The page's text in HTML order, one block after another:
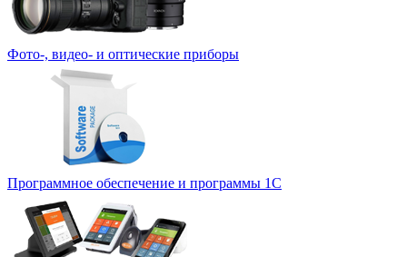
Фото-, видео- и оптические приборы
Программное обеспечение и программы 1С